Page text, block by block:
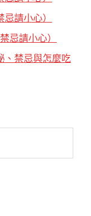
請小心）
忌請小心）
、禁忌與怎麼吃